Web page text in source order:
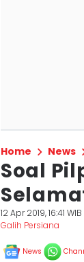
Home News
Soal
12 Apr 2019, 16:41 WIB
Galih Persiana
News